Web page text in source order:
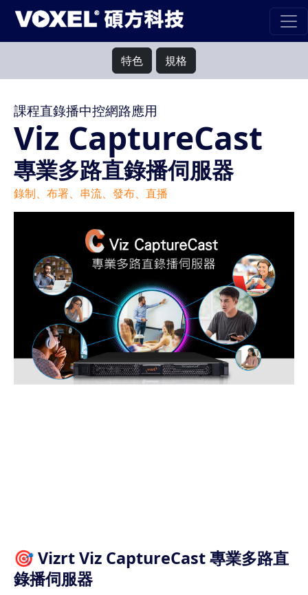
特色 規格
課程直錄播中控網路應用
Viz CaptureCast
專業多路直錄播伺服器
錄制、布署、串流、發布、直播
🎯 Vizrt Viz CaptureCast 專業多路直
錄播伺服器